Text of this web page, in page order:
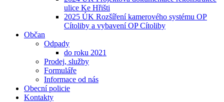
ulice Ke Hřišti
2025 ÚK Rozšíření kamerového systému OP
Cítoliby a vybavení OP Cítoliby
Občan
Odpady
do roku 2021
Prodej, služby
Formuláře
Informace od nás
Obecní policie
Kontakty